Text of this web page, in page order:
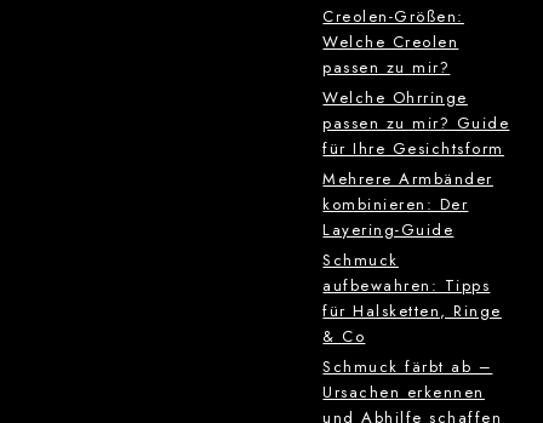
Creolen-Größen:
Welche Creolen
passen zu mir?
Welche Ohrringe
passen zu mir? Guide
für Ihre Gesichtsform
Mehrere Armbänder
kombinieren: Der
Layering-Guide
Schmuck
aufbewahren: Tipps
für Halsketten, Ringe
& Co
Schmuck färbt ab –
Ursachen erkennen
und Abhilfe schaffen